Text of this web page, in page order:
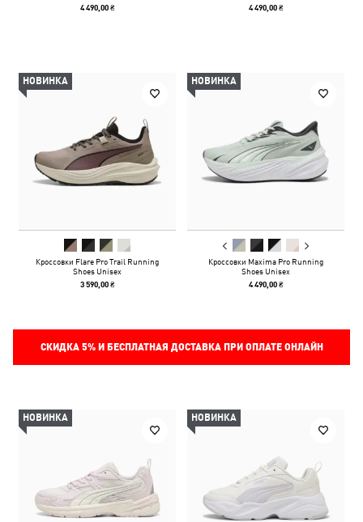
4 490,00 ₴ 4 490,00 ₴
НОВИНКА
Кроссовки Flare Pro Trail Running
Shoes Unisex
3 590,00 ₴
НОВИНКА
Кроссовки Maxima Pro Running
Shoes Unisex
4 490,00 ₴
СКИДКА 5%И БЕСПЛАТНАЯ ДОСТАВКА ПРИ ОПЛАТЕ ОНЛАЙН
НОВИНКА НОВИНКА